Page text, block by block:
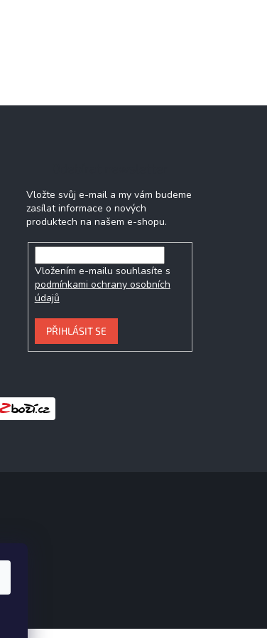
Vložte svůj e-mail a my vám budeme
zasílat informace o nových
produktech na našem e-shopu.
Vložením e-mailu souhlasíte s
podmínkami ochrany osobních
údajů
PŘIHLÁSIT SE